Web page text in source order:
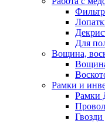
Для
Вощина,
Рамки и
Рамки